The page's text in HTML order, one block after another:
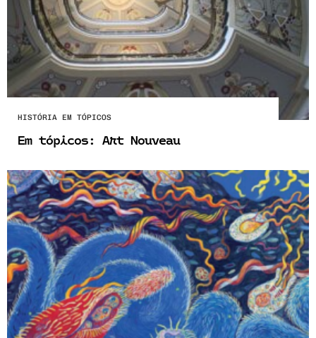
HISTÓRIA EM TÓPICOS
Em tópicos: Art Nouveau